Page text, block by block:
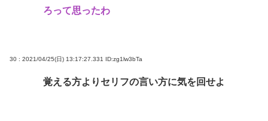
ろって思ったわ
30 : 2021/04/25(日) 13:17:27.331 ID:zg1lw3bTa
覚える方よりセリフの言い方に気を回せよ